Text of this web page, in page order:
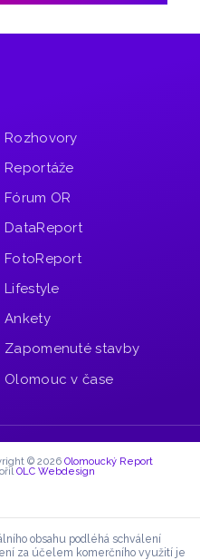
Rozhovory
Reportáže
Fórum OR
DataReport
FotoReport
Lifestyle
Ankety
Zapomenuté stavby
Olomouc v čase
© 2026 Olomoucký Report
OLC Webdesign
obsahu podléhá schválení
za účelem komerčního využití je